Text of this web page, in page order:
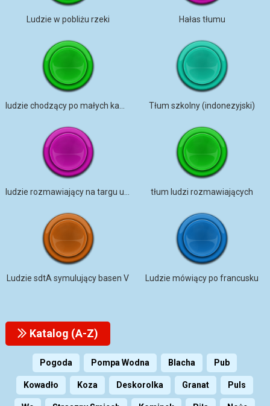
Ludzie w pobliżu rzeki Hałas tłumu
Tłum szkolny (indonezyjski)
tłum ludzi rozmawiających
Ludzie sdtA symulujący basen V Ludzie mówiący po francusku
Katalog (A-Z)
Pogoda Pompa Wodna Blacha Pub
Kowadło Koza Deskorolka Granat Puls